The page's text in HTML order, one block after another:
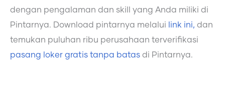
dengan pengalaman dan skill yang Anda miliki di
Pintarnya. Download pintarnya melalui
link ini, dan
temukan puluhan ribu perusahaan terverifikasi
pasang loker gratis tanpa batas di Pintarnya.